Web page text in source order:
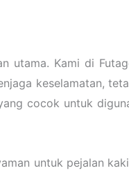
utama. Kami di
keselamatan,
cocok untuk
untuk pejalan